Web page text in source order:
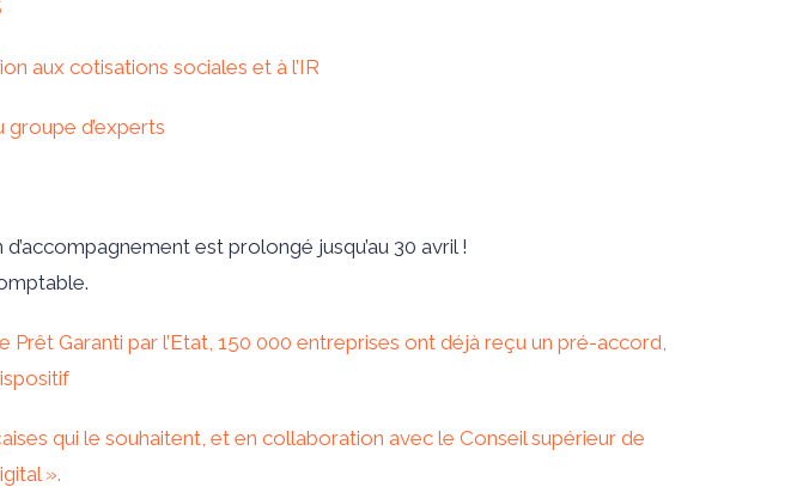
aux cotisations sociales et à l’IR
groupe d’experts
est prolongé jusqu’au 30 avril !
Garanti par l’Etat, 150 000 entreprises ont déjà reçu un pré-accord,
qui le souhaitent, et en collaboration avec le Conseil supérieur de
».